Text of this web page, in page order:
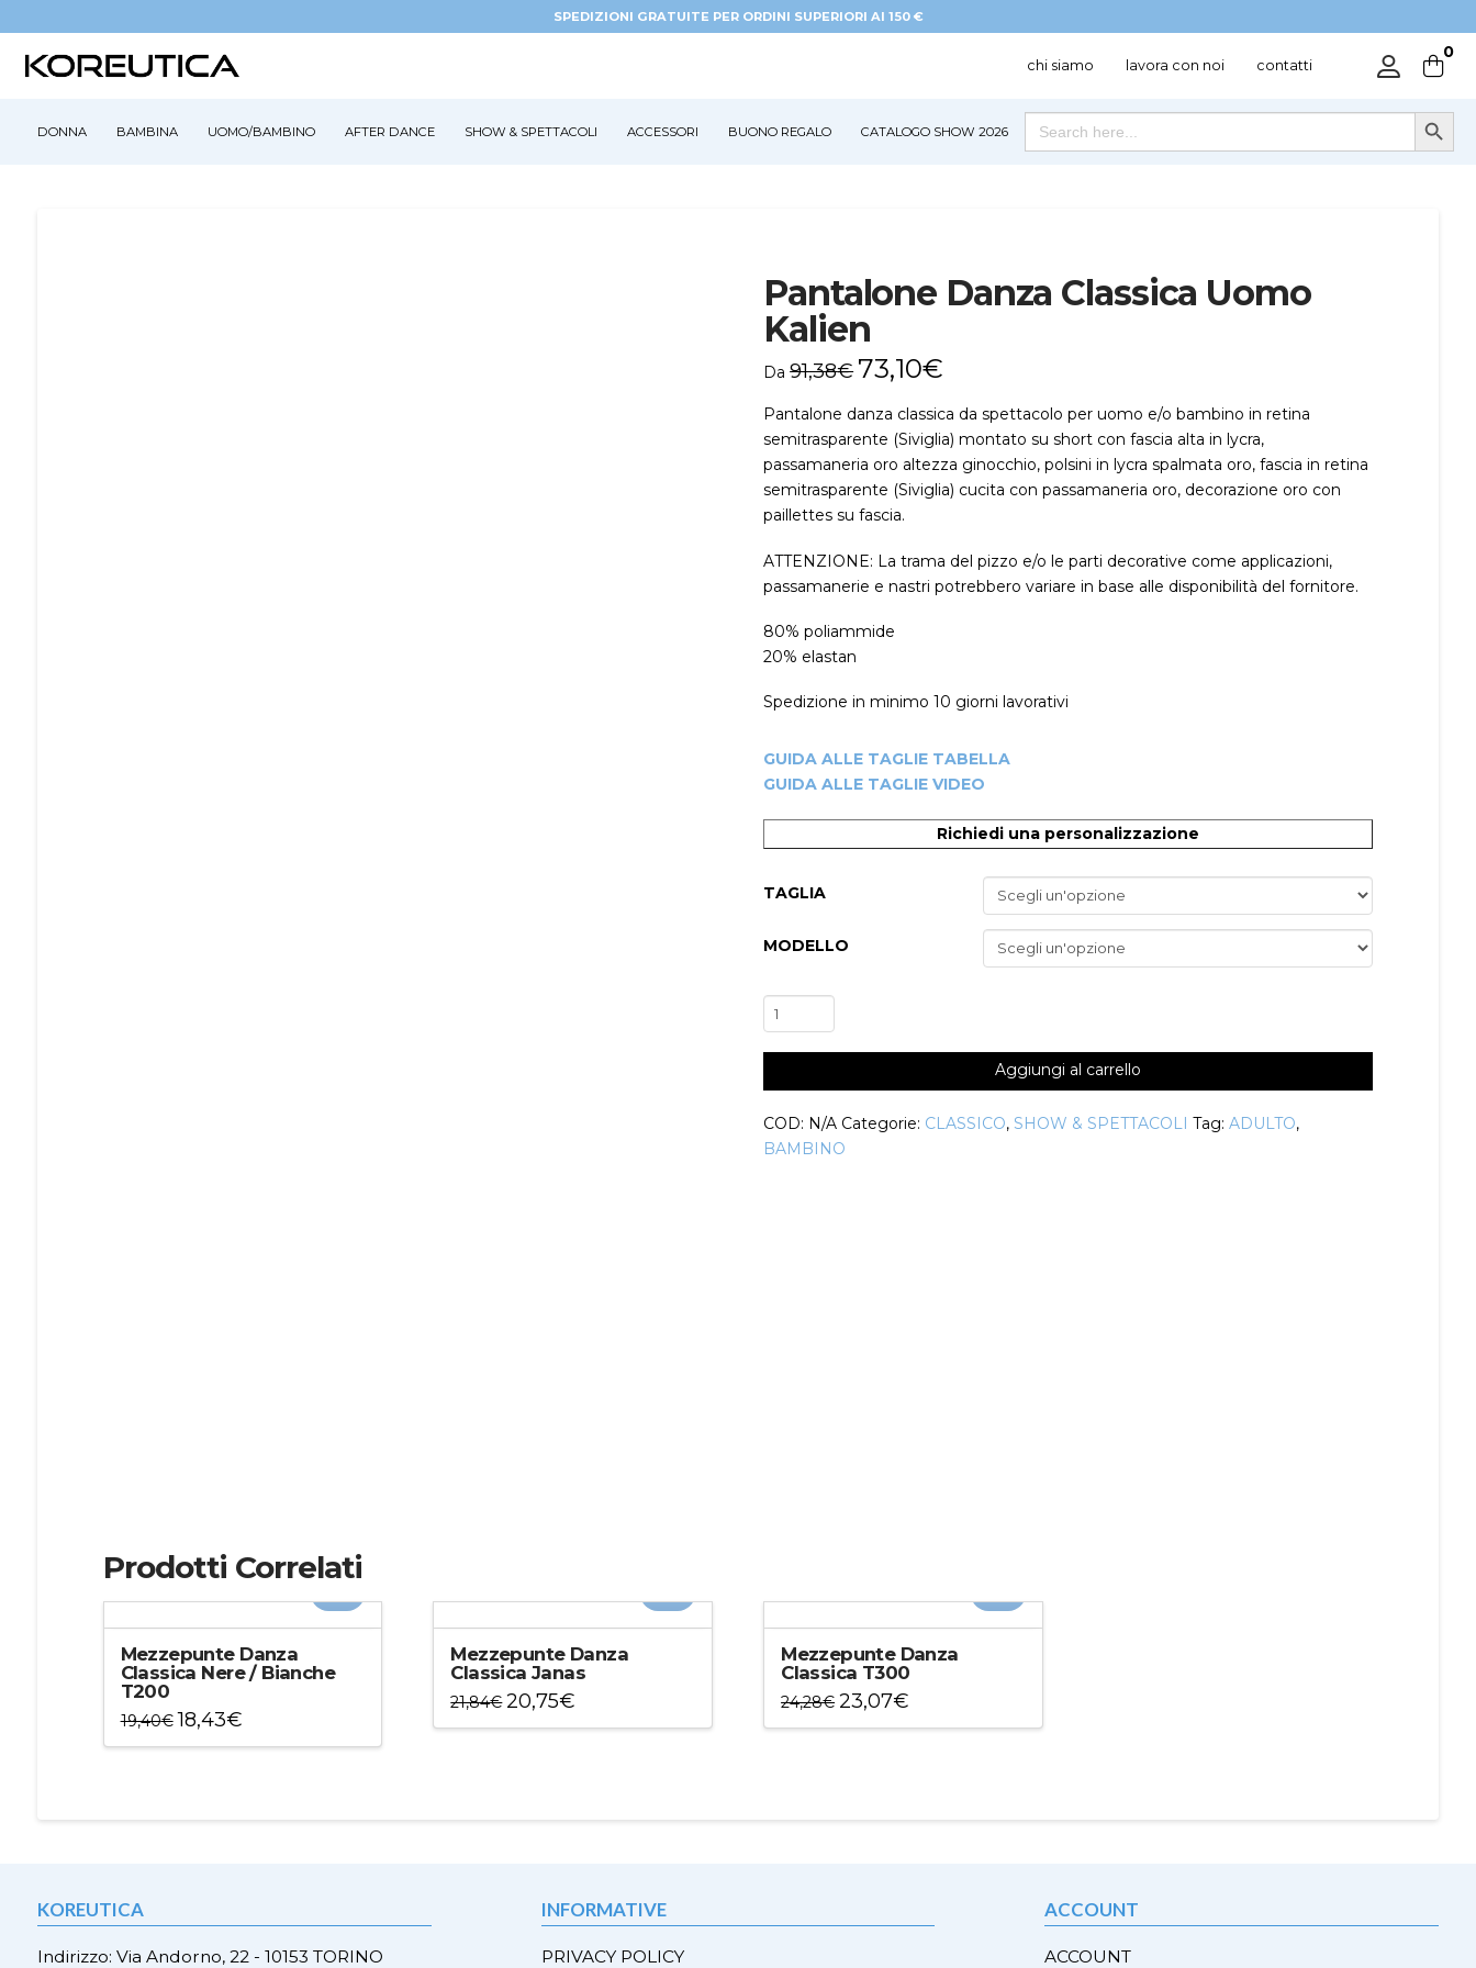
SPEDIZIONI GRATUITE PER ORDINI SUPERIORI AI 150 €
chi siamo lavora con noi contatti
0
DONNA BAMBINA UOMO/BAMBINO AFTER DANCE SHOW & SPETTACOLI ACCESSORI BUONO REGALO CATALOGO SHOW 2026
Search
for:
Search Button
Pantalone Danza Classica Uomo
Kalien
Da91,38€ 73,10€
Pantalone danza classica da spettacolo per uomo e/o bambino in retina
semitrasparente (Siviglia) montato su short con fascia alta in lycra,
passamaneria oro altezza ginocchio, polsini in lycra spalmata oro, fascia in retina
semitrasparente (Siviglia) cucita con passamaneria oro, decorazione oro con
paillettes su fascia.
ATTENZIONE: La trama del pizzo e/o le parti decorative come applicazioni,
passamanerie e nastri potrebbero variare in base alle disponibilità del fornitore.
80% poliammide
20% elastan
Spedizione in minimo 10 giorni lavorativi
GUIDA ALLE TAGLIE TABELLA
GUIDA ALLE TAGLIE VIDEO
Richiedi una personalizzazione
TAGLIA
MODELLO
Pantalone
Danza
Classica
quantità
Aggiungi al carrello
COD: N/A Categorie: CLASSICO, SHOW & SPETTACOLI Tag:ADULTO,
BAMBINO
Prodotti Correlati
Mezzepunte Danza
Classica Nere / Bianche
T200
19,40€ 18,43€
più
possono
Mezzepunte Danza
Classica Janas
21,84€ 20,75€
varianti.
Mezzepunte Danza
Classica T300
24,28€ 23,07€
varianti.
essere
KOREUTICA
Indirizzo: Via Andorno, 22 - 10153 TORINO
INFORMATIVE
PRIVACY POLICY
ACCOUNT
ACCOUNT